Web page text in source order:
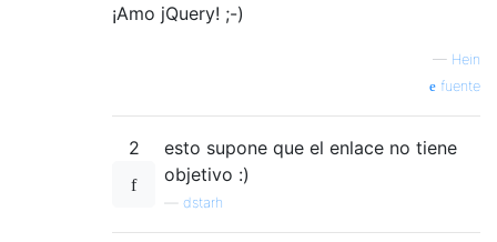
¡Amo jQuery! ;-)
— Hein
fuente
2
esto supone que el enlace no tiene
objetivo :)
dstarh